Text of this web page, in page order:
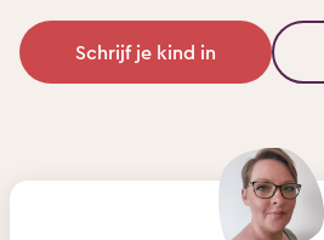
Schrijf je kind in